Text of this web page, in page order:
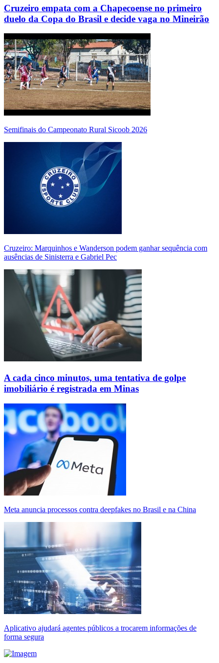
Cruzeiro empata com a Chapecoense no primeiro
duelo da Copa do Brasil e decide vaga no Mineirão
Semifinais do Campeonato Rural Sicoob 2026
Cruzeiro: Marquinhos e Wanderson podem ganhar sequência com
ausências de Sinisterra e Gabriel Pec
A cada cinco minutos, uma tentativa de golpe
imobiliário é registrada em Minas
Meta anuncia processos contra deepfakes no Brasil e na China
Aplicativo ajudará agentes públicos a trocarem informações de
forma segura